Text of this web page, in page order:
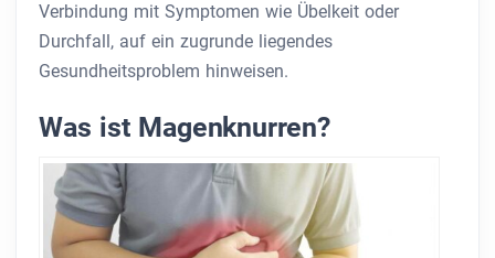
Verbindung mit Symptomen wie Übelkeit oder
Durchfall, auf ein zugrunde liegendes
Gesundheitsproblem hinweisen.
Was ist Magenknurren?